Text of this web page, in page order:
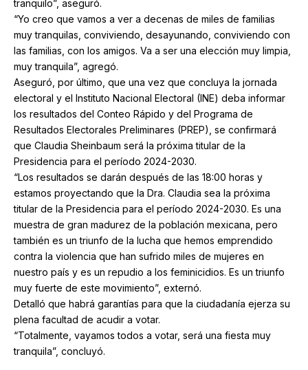
tranquilo”, aseguró.
“Yo creo que vamos a ver a decenas de miles de familias
muy tranquilas, conviviendo, desayunando, conviviendo con
las familias, con los amigos. Va a ser una elección muy limpia,
muy tranquila”, agregó.
Aseguró, por último, que una vez que concluya la jornada
electoral y el Instituto Nacional Electoral (INE) deba informar
los resultados del Conteo Rápido y del Programa de
Resultados Electorales Preliminares (PREP), se confirmará
que Claudia Sheinbaum será la próxima titular de la
Presidencia para el período 2024-2030.
“Los resultados se darán después de las 18:00 horas y
estamos proyectando que la Dra. Claudia sea la próxima
titular de la Presidencia para el período 2024-2030. Es una
muestra de gran madurez de la población mexicana, pero
también es un triunfo de la lucha que hemos emprendido
contra la violencia que han sufrido miles de mujeres en
nuestro país y es un repudio a los feminicidios. Es un triunfo
muy fuerte de este movimiento”, externó.
Detalló que habrá garantías para que la ciudadanía ejerza su
plena facultad de acudir a votar.
“Totalmente, vayamos todos a votar, será una fiesta muy
tranquila”, concluyó.